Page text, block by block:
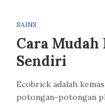
SAINS
Cara
Sendiri
Ecobrick adalah
potongan-potongan